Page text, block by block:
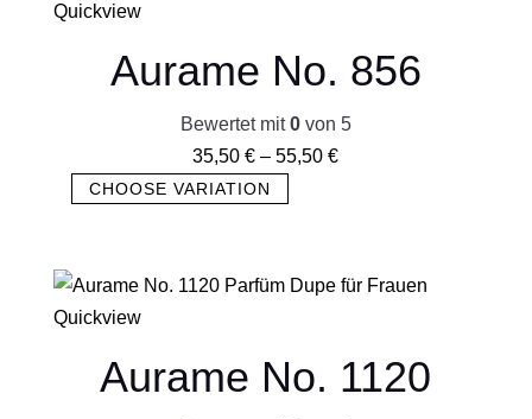
Quickview
Aurame No. 856
Bewertet mit0von 5
35,50€ –55,50€
CHOOSE VARIATION
Quickview
Aurame No. 1120